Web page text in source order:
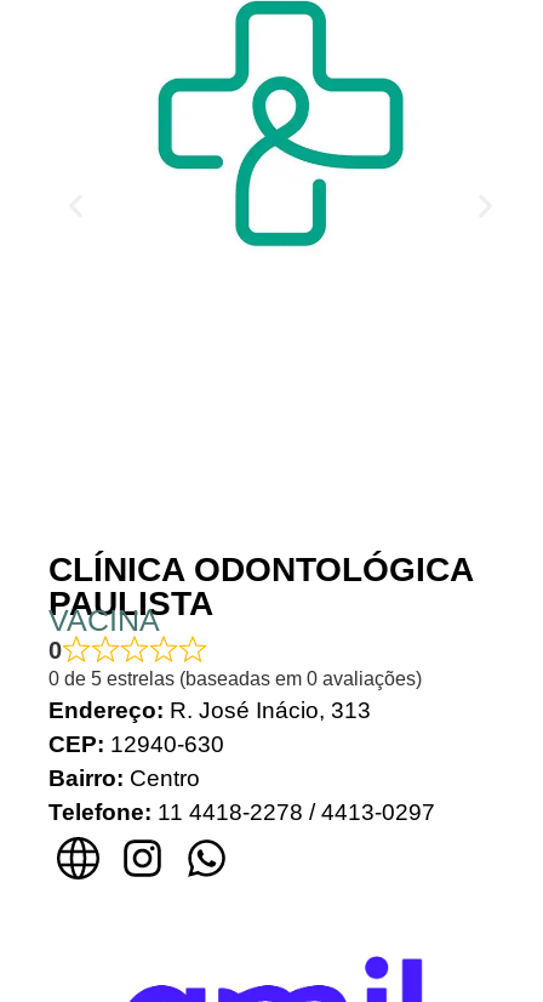
CLÍNICA ODONTOLÓGICA
PAULISTA
VACINA
0
0 de 5 estrelas (baseadas em 0 avaliações)
Endereço: R. José Inácio, 313
CEP: 12940-630
Bairro: Centro
Telefone: 11 4418-2278 / 4413-0297